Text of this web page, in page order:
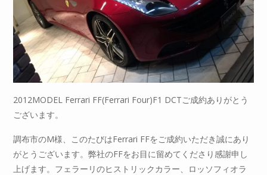
2012MODEL Ferrari FF(Ferrari Four)F1 DCTご成約ありがとう
ございます。
調布市のM様、このたびはFerrari FFをご成約いただき誠にあり
がとうございます。弊社のFFをお目に留めてくださり感謝申し
上げます。フェラーリのヒストリックカラー、ロッソフィオラ